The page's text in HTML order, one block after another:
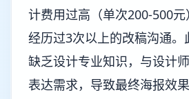
计费用过高（单次200-500
经历过3次以上的改稿沟通。
缺乏设计专业知识，与设计
表达需求，导致最终海报效